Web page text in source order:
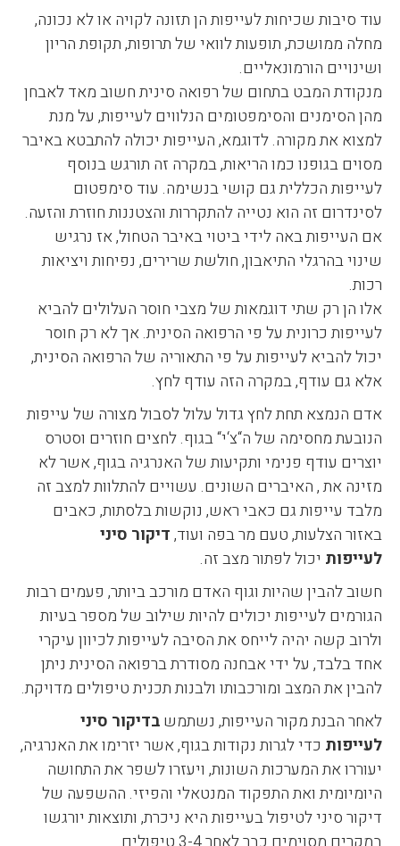
עוד סיבות שכיחות לעייפות הן תזונה לקויה או לא נכונה,
מחלה ממושכת, תופעות לוואי של תרופות, תקופת הריון
ושינויים הורמונאליים.
מנקודת המבט בתחום של רפואה סינית חשוב מאד לאבחן
מהן הסימנים והסימפטומים הנלווים לעייפות, על מנת
למצוא את מקורה. לדוגמא, העייפות יכולה להתבטא באיבר
מסוים בגופנו כמו הריאות, במקרה זה תורגש בנוסף
לעייפות הכללית גם קושי בנשימה. עוד סימפטום
לסינדרום זה הוא נטייה להתקררות והצטננות חוזרת והזעה.
אם העייפות באה לידי ביטוי באיבר הטחול, אז נרגיש
שינוי בהרגלי התיאבון, חולשת שרירים, נפיחות ויציאות
רכות.
אלו הן רק שתי דוגמאות של מצבי חוסר העלולים להביא
לעייפות כרונית על פי הרפואה הסינית. אך לא רק חוסר
יכול להביא לעייפות על פי התאוריה של הרפואה הסינית,
אלא גם עודף, במקרה הזה עודף לחץ.
אדם הנמצא תחת לחץ גדול עלול לסבול מצורה של עייפות
הנובעת מחסימה של ה“צ‘י“ בגוף. לחצים חוזרים וסטרס
יוצרים עודף פנימי ותקיעות של האנרגיה בגוף, אשר לא
מזינה את , האיברים השונים. עשויים להתלוות למצב זה
מלבד עייפות גם כאבי ראש, נוקשות בלסתות, כאבים
באזור הצלעות, טעם מר בפה ועוד,דיקור סיני
לעייפות יכול לפתור מצב זה.
חשוב להבין שהיות וגוף האדם מורכב ביותר, פעמים רבות
הגורמים לעייפות יכולים להיות שילוב של מספר בעיות
ולרוב קשה יהיה לייחס את הסיבה לעייפות לכיוון עיקרי
אחד בלבד, על ידי אבחנה מסודרת ברפואה הסינית ניתן
להבין את המצב ומורכבותו ולבנות תכנית טיפולים מדויקת.
לאחר הבנת מקור העייפות, נשתמשבדיקור סיני
לעייפות כדי לגרות נקודות בגוף, אשר יזרימו את האנרגיה,
יעוררו את המערכות השונות, ויעזרו לשפר את התחושה
היומיומית ואת התפקוד המנטאלי והפיזי. ההשפעה של
דיקור סיני לטיפול בעייפות היא ניכרת, ותוצאות יורגשו